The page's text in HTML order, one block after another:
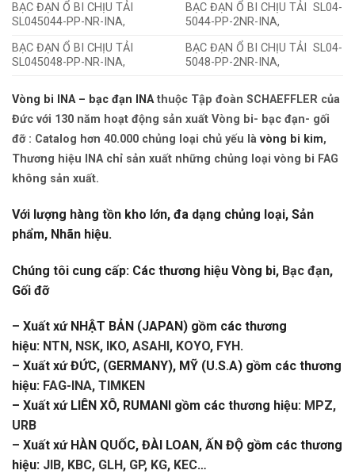
BẠC ĐẠN Ổ BI CHỊU TẢI
SL045044-PP-NR-INA,
BẠC ĐẠN Ổ BI CHỊU TẢI SL04-
5044-PP-2NR-INA,
BẠC ĐẠN Ổ BI CHỊU TẢI
SL045048-PP-NR-INA,
BẠC ĐẠN Ổ BI CHỊU TẢI SL04-
5048-PP-2NR-INA,
Vòng bi INA – bạc đạn INAthuộc Tập đoàn SCHAEFFLER của
Đức với 130 năm hoạt động sản xuất Vòng bi- bạc đạn- gối
đỡ : Catalog hơn 40.000 chủng loại chủ yếu là vòng bi kim,
Thương hiệu INA chỉ sản xuất những chủng loại vòng bi FAG
không sản xuất.
Với lượng hàng tồn kho lớn, đa dạng chủng loại, Sản
phẩm, Nhãn hiệu.
Chúng tôi cung cấp: Các thương hiệu Vòng bi, Bạc đạn,
Gối đỡ
– Xuất xứ NHẬT BẢN (JAPAN) gồm các thương
hiệu: NTN, NSK, IKO, ASAHI, KOYO, FYH .
– Xuất xứ ĐỨC, (GERMANY), MỸ (U.S.A) gồm các thương
hiệu: FAG-INA, TIMKEN
– Xuất xứ LIÊN XÔ, RUMANI gồm các thương hiệu: MPZ,
URB
– Xuất xứ HÀN QUỐC, ĐÀI LOAN, ẤN ĐỘ gồm các thương
hiệu: JIB, KBC, GLH, GP, KG, KEC…